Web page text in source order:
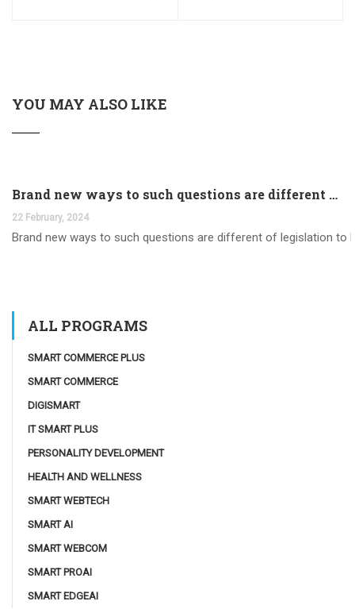
YOU MAY ALSO LIKE
Brand new ways to such questions are different of legislation to help you jurisdiction
22 February, 2024
Brand new ways to such questions are different of legislation to
ALL PROGRAMS
SMART COMMERCE PLUS
SMART COMMERCE
DIGISMART
IT SMART PLUS
PERSONALITY DEVELOPMENT
HEALTH AND WELLNESS
SMART WEBTECH
SMART AI
SMART WEBCOM
SMART PROAI
SMART EDGEAI